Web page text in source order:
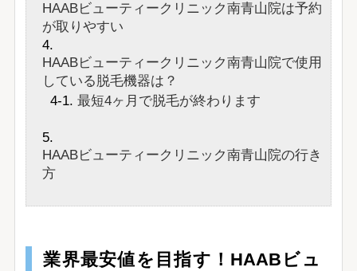
HAABビューティークリニック南青山院は予約
が取りやすい
HAABビューティークリニック南青山院で使用
している脱毛機器は？
最短4ヶ月で脱毛が終わります
HAABビューティークリニック南青山院の行き
方
業界最安値を目指す！HAABビュ